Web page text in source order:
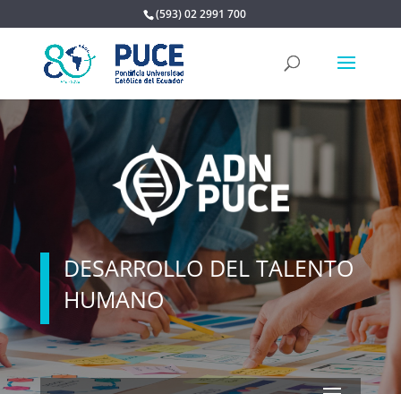
(593) 02 2991 700
DESARROLLO DEL TALENTO
HUMANO